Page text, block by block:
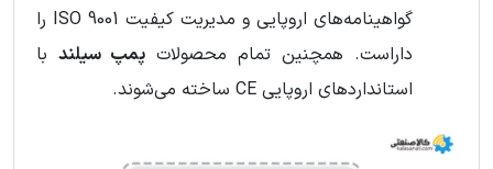
گواهینامه‌های اروپایی و مدیریت کیفیت ISO 9001 را
داراست. همچنین تمام محصولات پمپ سیلند با
استانداردهای اروپایی CE ساخته می‌شوند.